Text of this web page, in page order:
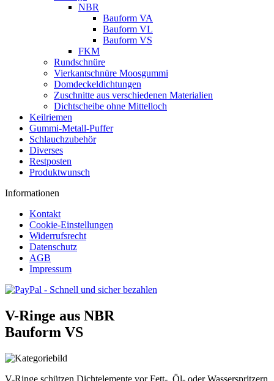
NBR
Bauform VA
Bauform VL
Bauform VS
FKM
Rundschnüre
Vierkantschnüre Moosgummi
Domdeckeldichtungen
Zuschnitte aus verschiedenen Materialien
Dichtscheibe ohne Mittelloch
Keilriemen
Gummi-Metall-Puffer
Schlauchzubehör
Diverses
Restposten
Produktwunsch
Informationen
Kontakt
Cookie-Einstellungen
Widerrufsrecht
Datenschutz
AGB
Impressum
V-Ringe aus NBR
Bauform VS
V-Ringe schützen Dichtelemente vor Fett-, Öl- oder Wasserspritzern